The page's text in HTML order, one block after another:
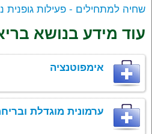
שחיה למתחילים - פעילות גופנית
עוד מידע בנושא
אימפוטנציה
ערמונית מוגדלת